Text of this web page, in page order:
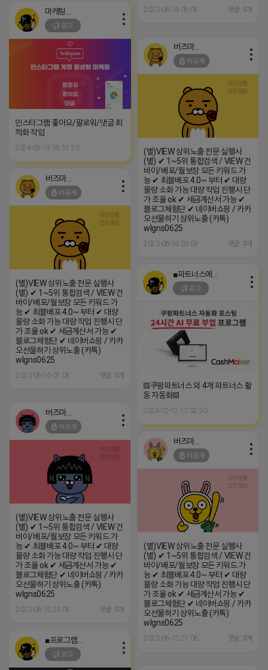
2023-06-16 05:08 댓글: 0개
광고
인스타그램 좋아요/팔로워/댓글 최
적화 작업
2024-09-19 18:51:20
버즈마케팅
비공개
(별)VIEW 상위노출 전문 실행사
(별) ✔ 1~5위 통합검색 / VIEW 건
바이/배포/월보장 모든 키워드 가
능 ✔ 최블배포 4.0~ 부터 ✔ 대량
물량 소화 가능 대량 작업 진행시 단
가 조율 ok ✔ 세금계산서 가능 ✔
블로그체험단 ✔ 네이버쇼핑 / 카카
오선물하기 상위노출 (카톡)
wlgns0625
2023-06-16 03:09 댓글: 0개
버즈마케팅
비공개
(별)VIEW 상위노출 전문 실행사
(별) ✔ 1~5위 통합검색 / VIEW 건
바이/배포/월보장 모든 키워드 가
능 ✔ 최블배포 4.0~ 부터 ✔ 대량
물량 소화 가능 대량 작업 진행시 단
가 조율 ok ✔ 세금계산서 가능 ✔
블로그체험단 ✔ 네이버쇼핑 / 카카
오선물하기 상위노출 (카톡)
wlgns0625
2023-06-16 01:08 댓글: 0개
광고
▤쿠팡파트너스 외 4개 파트너스 활
동 자동화▤
2024-12-12 17:02:50
버즈마케팅
비공개
(별)VIEW 상위노출 전문 실행사
(별) ✔ 1~5위 통합검색 / VIEW 건
바이/배포/월보장 모든 키워드 가
능 ✔ 최블배포 4.0~ 부터 ✔ 대량
물량 소화 가능 대량 작업 진행시 단
가 조율 ok ✔ 세금계산서 가능 ✔
블로그체험단 ✔ 네이버쇼핑 / 카카
오선물하기 상위노출 (카톡)
wlgns0625
2023-06-15 23:08 댓글: 0개
버즈마케팅
비공개
(별)VIEW 상위노출 전문 실행사
(별) ✔ 1~5위 통합검색 / VIEW 건
바이/배포/월보장 모든 키워드 가
능 ✔ 최블배포 4.0~ 부터 ✔ 대량
물량 소화 가능 대량 작업 진행시 단
가 조율 ok ✔ 세금계산서 가능 ✔
블로그체험단 ✔ 네이버쇼핑 / 카카
오선물하기 상위노출 (카톡)
wlgns0625
2023-06-15 21:06 댓글: 0개
광고